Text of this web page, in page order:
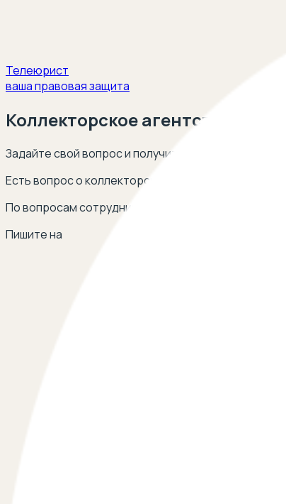
Телеюрист
ваша правовая защита
Коллекторское агентство
Задайте свой вопрос и получите ответ опытных
Есть вопрос о коллекторском агентстве?
По вопросам сотрудничества
Пишите на